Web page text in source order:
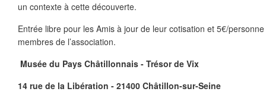
un contexte à cette découverte.
Entrée libre pour les Amis à jour de leur cotisation et 5€/
membres de l’association.
Musée du Pays Châtillonnais - Trésor de Vix
14 rue de la Libération - 21400 Châtillon-sur-Seine